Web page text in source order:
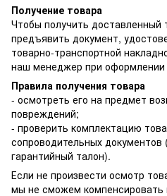
Получение товара
Чтобы получить доставленный
предъявить документ,
товарно-транспортной
наш менеджер при оформлении
Правила получения товара
- осмотреть его на предмет
повреждений;
- проверить комплектацию
сопроводительных документов
гарантийный талон).
Если не произвести осмотр
мы не сможем компенсировать